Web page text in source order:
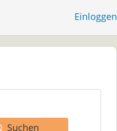
Einloggen
Suchen